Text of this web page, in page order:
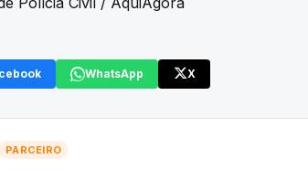
WhatsApp X
PARCEIRO